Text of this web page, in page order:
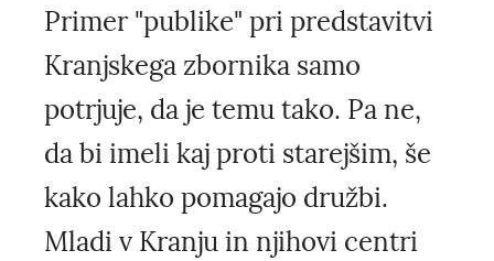
Primer "publike" pri predstavitvi
Kranjskega zbornika samo
potrjuje, da je temu tako. Pa ne,
da bi imeli kaj proti starejšim, še
kako lahko pomagajo družbi.
Mladi v Kranju in njihovi centri